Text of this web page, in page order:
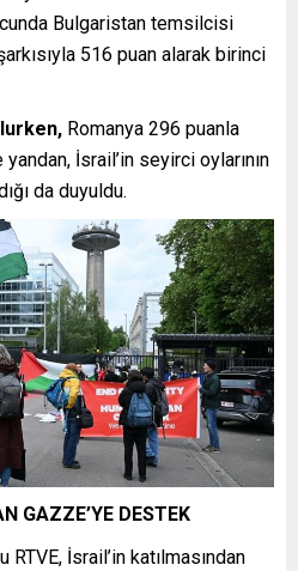
Bulgaristan temsilcisi
516 puan alarak birinci
Romanya 296 puanla
İsrail’in seyirci oylarının
da duyuldu.
GAZZE’YE DESTEK
İsrail’in katılmasından